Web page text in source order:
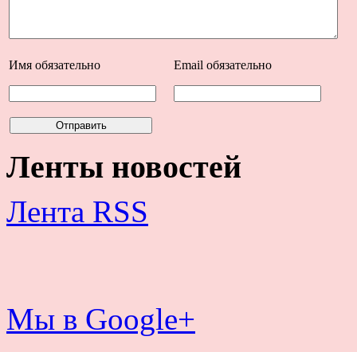
Имя обязательно Email обязательно
Ленты новостей
Лента RSS
Мы в Google+